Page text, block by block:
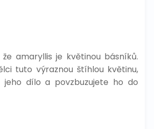
amaryllis je květinou básníků.
tuto výraznou štíhlou květinu,
dílo a povzbuzujete ho do